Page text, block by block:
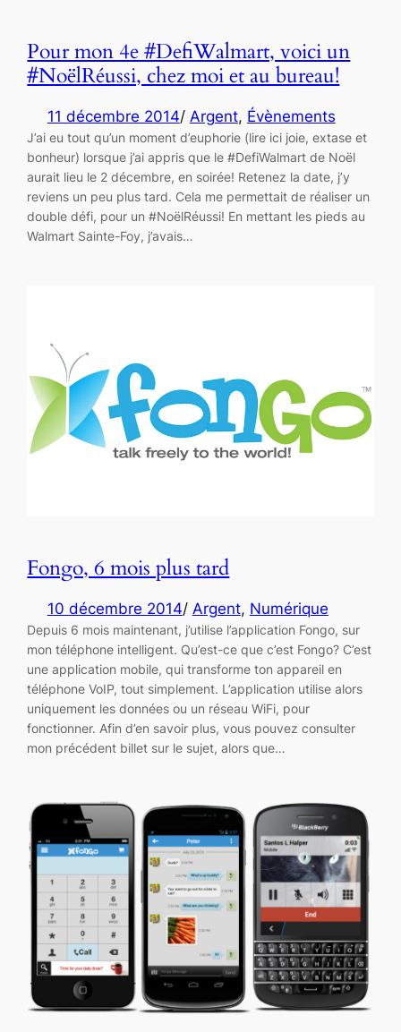
Pour mon 4e #DefiWalmart, voici un
#NoëlRéussi, chez moi et au bureau!
11 décembre 2014/ Argent, Évènements
J’ai eu tout qu’un moment d’euphorie (lire ici joie, extase et
bonheur) lorsque j’ai appris que le #DefiWalmart de Noël
aurait lieu le 2 décembre, en soirée! Retenez la date, j’y
reviens un peu plus tard. Cela me permettait de réaliser un
double défi, pour un #NoëlRéussi! En mettant les pieds au
Walmart Sainte-Foy, j’avais…
Fongo, 6 mois plus tard
10 décembre 2014/ Argent, Numérique
Depuis 6 mois maintenant, j’utilise l’application Fongo, sur
mon téléphone intelligent. Qu’est-ce que c’est Fongo? C’est
une application mobile, qui transforme ton appareil en
téléphone VoIP, tout simplement. L’application utilise alors
uniquement les données ou un réseau WiFi, pour
fonctionner. Afin d’en savoir plus, vous pouvez consulter
mon précédent billet sur le sujet, alors que…